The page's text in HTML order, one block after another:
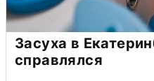
Засуха в
справлялся